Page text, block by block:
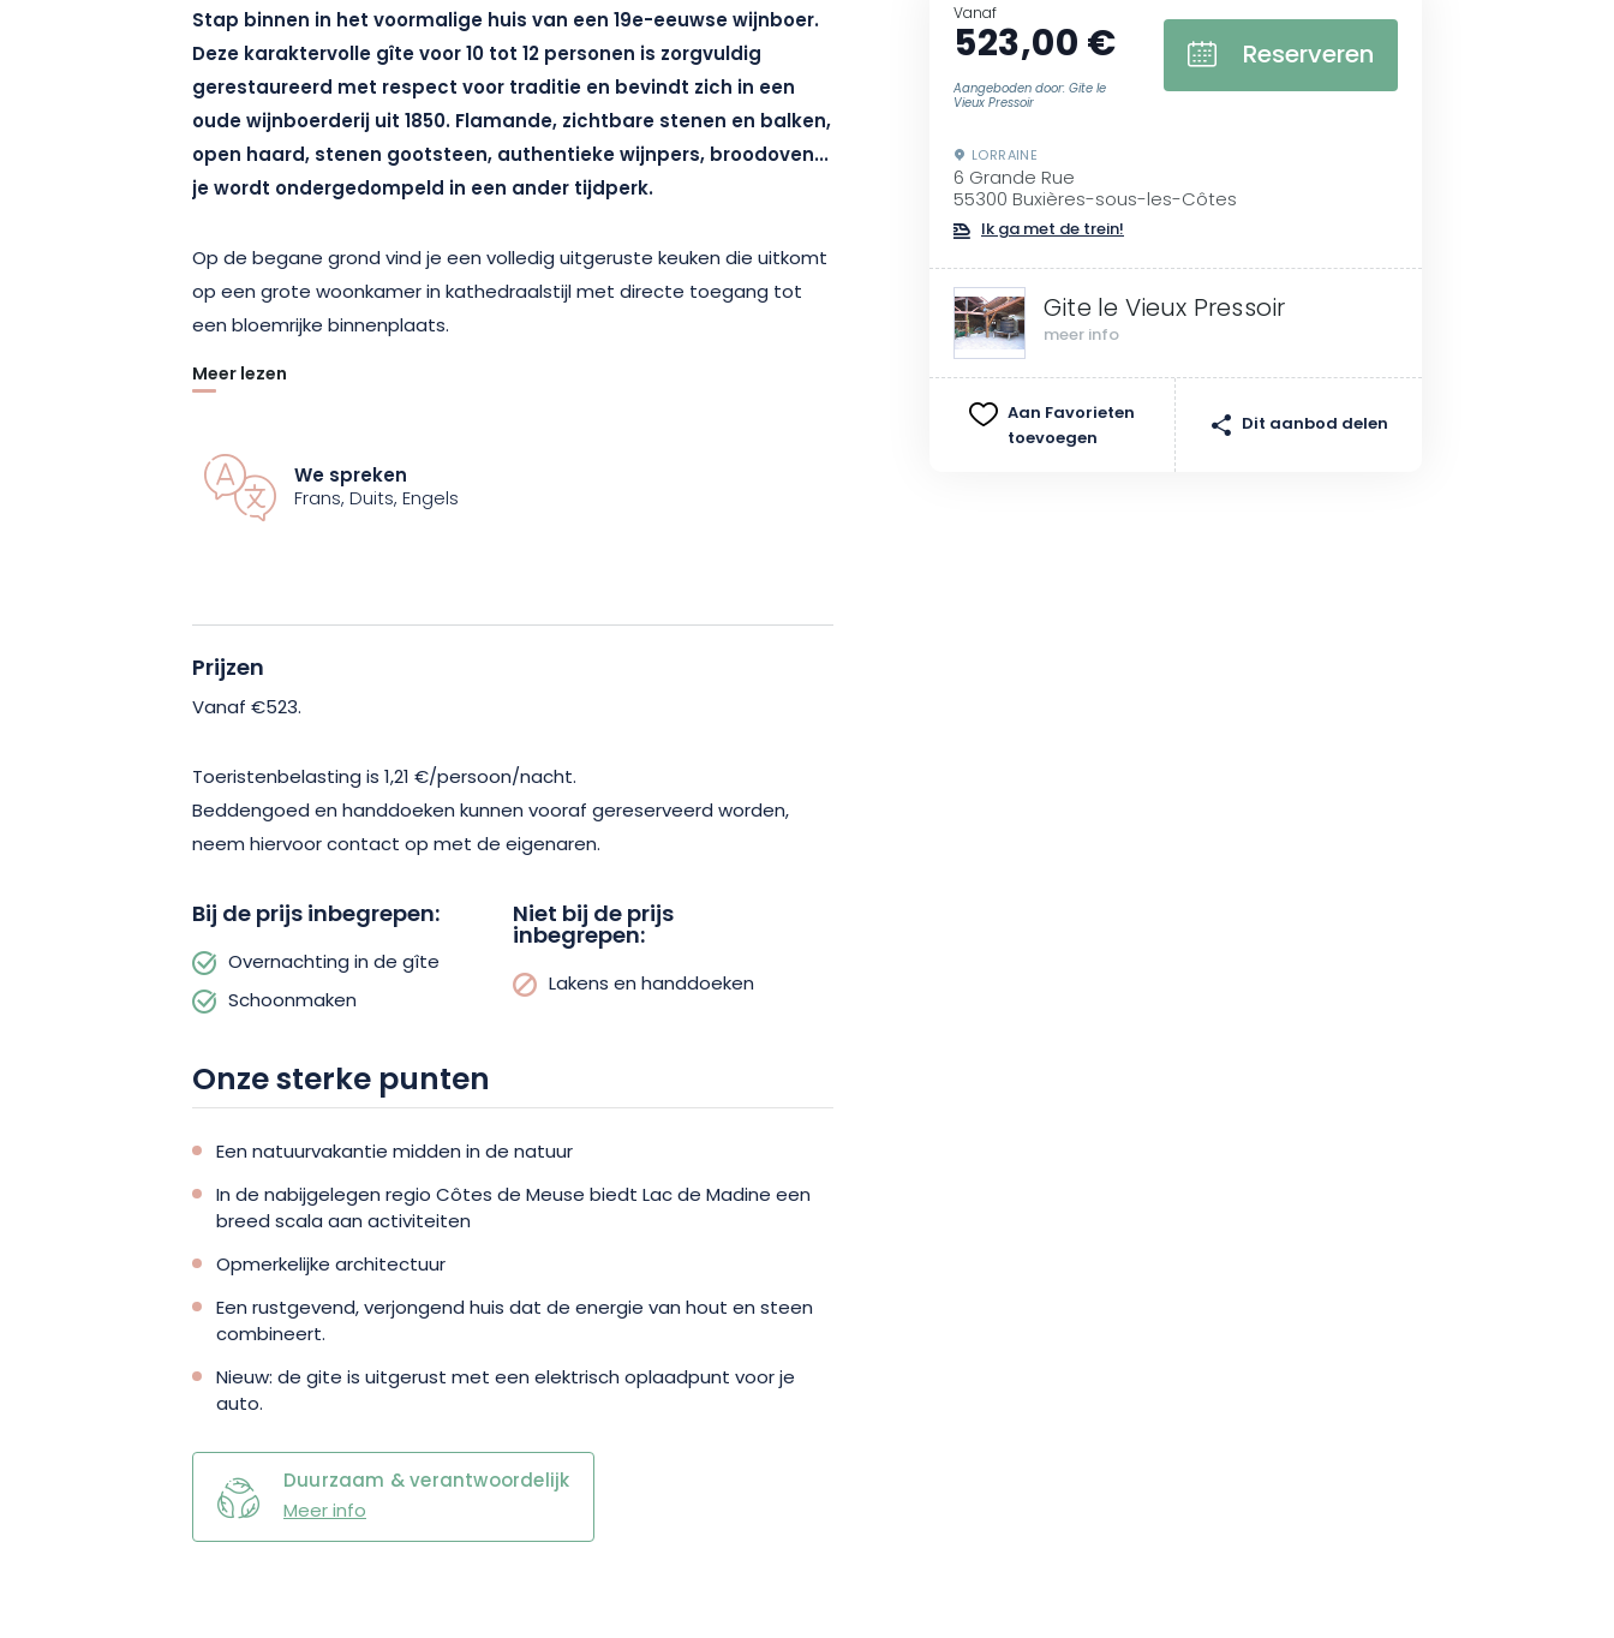
Stap binnen in het voormalige huis van een 19e-eeuwse wijnboer.
Deze karaktervolle gîte voor 10 tot 12 personen is zorgvuldig
gerestaureerd met respect voor traditie en bevindt zich in een
oude wijnboerderij uit 1850. Flamande, zichtbare stenen en balken,
open haard, stenen gootsteen, authentieke wijnpers, broodoven...
je wordt ondergedompeld in een ander tijdperk.
Op de begane grond vind je een volledig uitgeruste keuken die uitkomt
op een grote woonkamer in kathedraalstijl met directe toegang tot
een bloemrijke binnenplaats.
Gelegen in een klein, rustig dorpje aan de voet van de Côtes de Meuse
Madine, is de boerderij een verademing voor je vakantie met vrienden
of familie.
Meer lezen
We spreken
Frans, Duits, Engels
Prijzen
Vanaf €523.
Toeristenbelasting is 1,21 €/persoon/nacht.
Beddengoed en handdoeken kunnen vooraf gereserveerd worden,
neem hiervoor contact op met de eigenaren.
Bij de prijs inbegrepen:
Overnachting in de gîte
Schoonmaken
Niet bij de prijs
inbegrepen:
Lakens en handdoeken
Onze sterke punten
Een natuurvakantie midden in de natuur
In de nabijgelegen regio Côtes de Meuse biedt Lac de Madine een
breed scala aan activiteiten
Opmerkelijke architectuur
Een rustgevend, verjongend huis dat de energie van hout en steen
combineert.
Nieuw: de gite is uitgerust met een elektrisch oplaadpunt voor je
auto.
Duurzaam & verantwoordelijk
Meer info
Vanaf
523,00 €
Aangeboden door: Gite le
Vieux Pressoir
Reserveren
LORRAINE
6 Grande Rue
55300 Buxières-sous-les-Côtes
Ik ga met de trein!
Gite le Vieux Pressoir
meer info
Aan Favorieten
toevoegen
Dit aanbod delen